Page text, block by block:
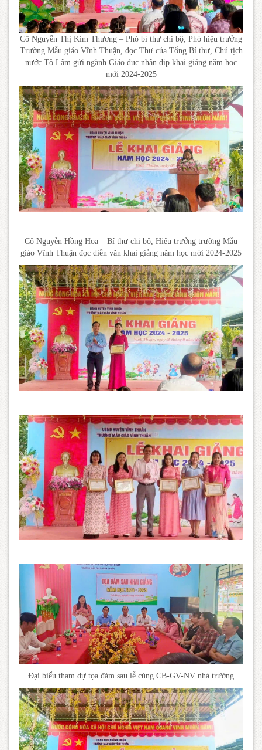
Cô Nguyễn Thị Kim Thương – Phó bí thư chi bộ, Phó hiệu trưởng
Trường Mẫu giáo Vĩnh Thuận, đọc Thư của Tổng Bí thư, Chủ tịch
nước Tô Lâm gửi ngành Giáo dục nhân dịp khai giảng năm học
mới 2024-2025
Cô Nguyễn Hồng Hoa – Bí thư chi bộ, Hiệu trưởng trường Mẫu
giáo Vĩnh Thuận đọc diễn văn khai giảng năm học mới 2024-2025
Đại biểu tham dự tọa đàm sau lễ cùng CB-GV-NV nhà trường